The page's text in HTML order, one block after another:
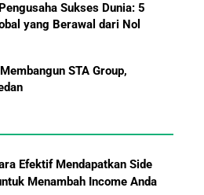
Bisnis dan Pendapatan
Eropa
STA Group,
Bisnis Tidak Pernah Maju,
yang Tidak Bisa
Efektif Mendapatkan Side
Menambah Income Anda